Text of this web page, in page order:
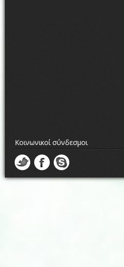
Κοινωνικοί σύνδεσμοι